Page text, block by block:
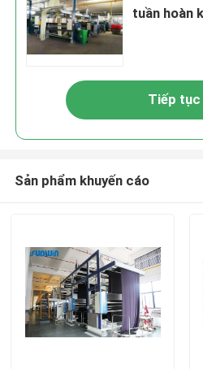
tuần hoàn
Tiếp tục
Sản phẩm khuyến cáo